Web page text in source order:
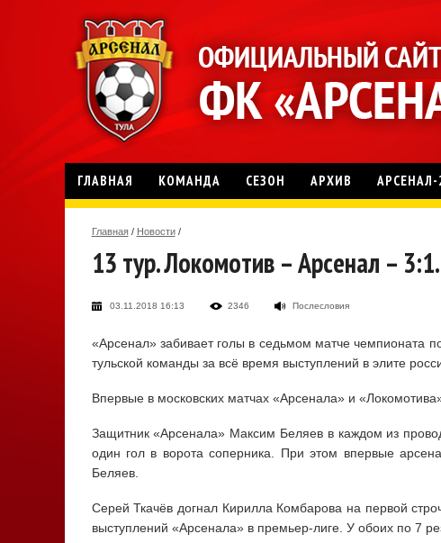
ГЛАВНАЯ КОМАНДА СЕЗОН АРХИВ АРСЕНАЛ-
Главная / Новости /
13 тур. Локомотив – Арсенал –
03.11.2018 16:13 2346 Послесловия
«Арсенал» забивает голы в седьмом матче чемпионата
тульской команды за всё время выступлений в элите
Впервые в московских матчах «Арсенала» и
Защитник «Арсенала» Максим Беляев в каждом из
один гол в ворота соперника. При этом впервые
Беляев.
Серей Ткачёв догнал Кирилла Комбарова на первой
выступлений «Арсенала» в премьер-лиге. У обоих по 7